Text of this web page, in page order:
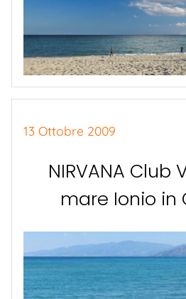
13 Ottobre 2009
NIRVANA Club
mare Ionio in